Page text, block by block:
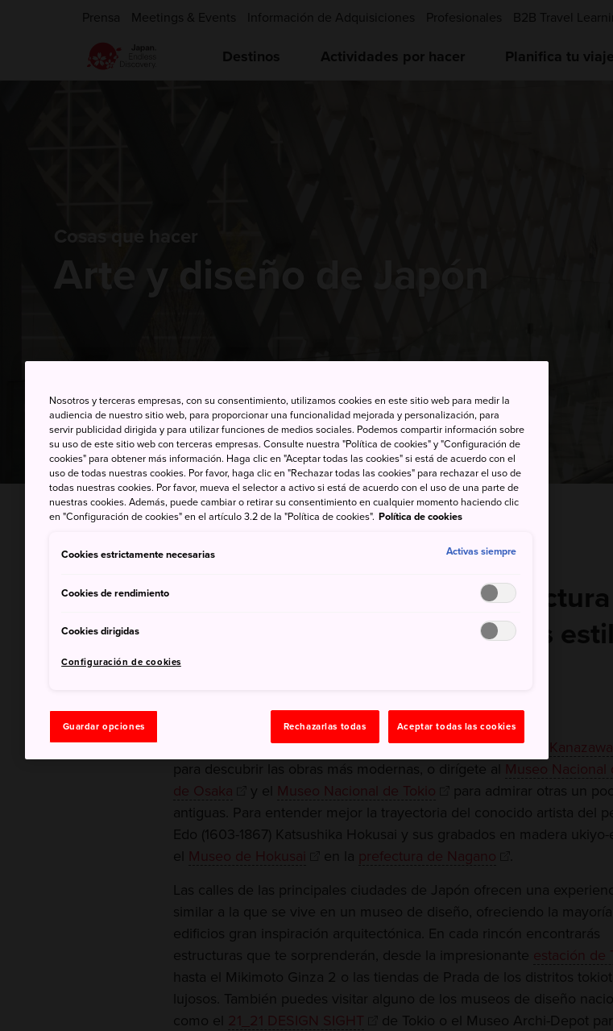
Prensa Meetings & Events Información de Adquisiciones Profesionales B2B Travel
Destinos Actividades por hacer Planifica tu viaje
INICIO Cosas que hacer Arte y diseño de Japón
El arte, el diseño y la
Japón representan desde los
más antiguos hasta los más
vanguardistas
Museo de Arte Contemporáneo del Siglo XXI Kanazawa
para descubrir las obras más modernas, o dirígete al Museo Nacional
de Osaka
y el Museo Nacional de Tokio
para admirar otras un
antiguas. Para entender mejor la trayectoria del conocido artista del
Edo (1603-1867) Katsushika Hokusai y sus grabados en madera ukiyo-
el Museo de Hokusai en la prefectura de Nagano
Las calles de las principales ciudades de Japón ofrecen una
similar a la que se vive en un museo de diseño, ofreciendo la
edificios gran inspiración arquitectónica. En cada rincón encontrarás
estructuras que te sorprenderán, desde la impresionante estación de
hasta el Mikimoto Ginza 2 o las tiendas de Prada de los distritos
lujosos. También puedes visitar alguno de los museos de diseño
como el 21_21 DESIGN SIGHT
de Tokio o el Museo Archi-Depot
Nosotros y terceras empresas, con su consentimiento, utilizamos cookies en este sitio web para medir la
audiencia de nuestro sitio web, para proporcionar una funcionalidad mejorada y personalización, para
servir publicidad dirigida y para utilizar funciones de medios sociales. Podemos compartir información sobre
su uso de este sitio web con terceras empresas. Consulte nuestra "Política de cookies" y "Configuración de
cookies" para obtener más información. Haga clic en "Aceptar todas las cookies" si está de acuerdo con el
uso de todas nuestras cookies. Por favor, haga clic en "Rechazar todas las cookies" para rechazar el uso de
todas nuestras cookies. Por favor, mueva el selector a activo si está de acuerdo con el uso de una parte de
nuestras cookies. Además, puede cambiar o retirar su consentimiento en cualquier momento haciendo clic
en "Configuración de cookies" en el artículo 3.2 de la "Política de cookies". Política de cookies
Cookies estrictamente necesarias Activas siempre
Cookies de rendimiento
Cookies dirigidas
Configuración de cookies
Guardar opciones Rechazarlas todas Aceptar todas las cookies